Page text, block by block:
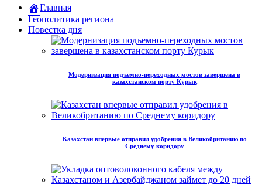
Главная
Геополитика региона
Повестка дня
Модернизация подъемно-переходных мостов завершена в
казахстанском порту Курык
Казахстан впервые отправил удобрения в Великобританию по
Среднему коридору